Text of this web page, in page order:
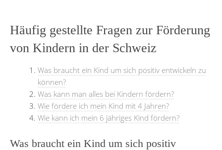
Häufig gestellte Fragen zur Förderung
von Kindern in der Schweiz
Was braucht ein Kind um sich positiv entwickeln zu
können?
Was kann man alles bei Kindern fördern?
Wie fördere ich mein Kind mit 4 Jahren?
Wie kann ich mein 6 jähriges Kind fördern?
Was braucht ein Kind um sich positiv